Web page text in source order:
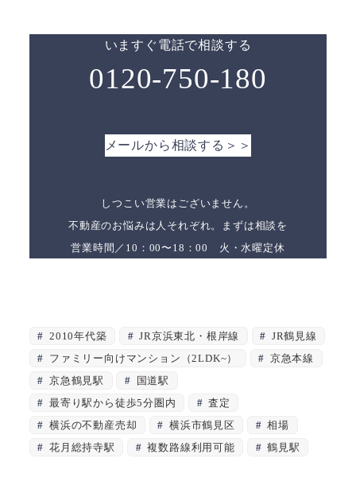
いますぐ電話で相談する
0120-750-180
メールから相談する＞＞
しつこい営業はございません。
不動産のお悩みは人それぞれ。まずは相談を
営業時間／10：00〜18：00 火・水曜定休
2010年代築 JR京浜東北・根岸線
JR鶴見線
ファミリー向けマンション（2LDK~）
京急本線
京急鶴見駅
国道駅
最寄り駅から徒歩5分圏内
査定
横浜の不動産売却
横浜市鶴見区
相場
花月総持寺駅
複数路線利用可能 鶴見駅